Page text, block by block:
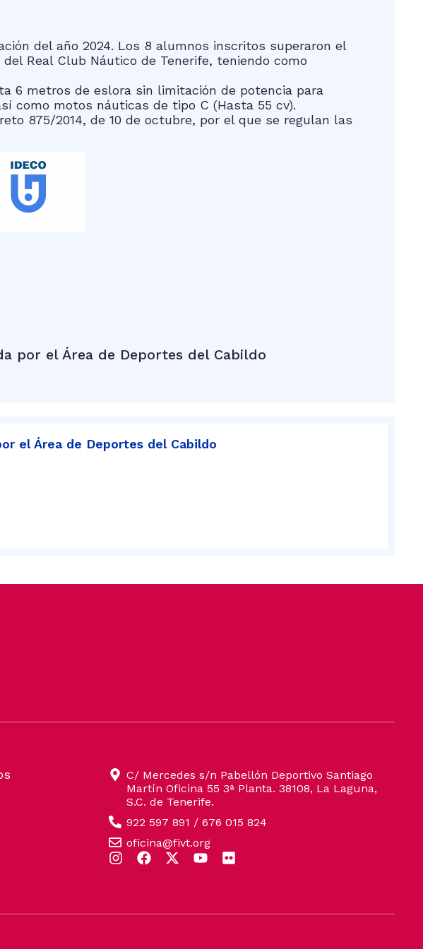
del año 2024. Los 8 alumnos inscritos superaron el
Real Club Náutico de Tenerife, teniendo como
6 metros de eslora sin limitación de potencia para
como motos náuticas de tipo C (Hasta 55 cv).
875/2014, de 10 de octubre, por el que se regulan las
por el Área de Deportes del Cabildo
el Área de Deportes del Cabildo
C/ Mercedes s/n Pabellón Deportivo Santiago
Martín Oficina 55 3ª Planta. 38108, La Laguna,
S.C. de Tenerife.
922 597 891 / 676 015 824
oficina@fivt.org